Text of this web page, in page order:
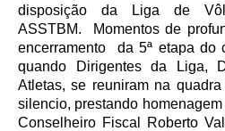
disposição da Liga de
ASSTBM.
Momentos de
encerramento
da 5ª etapa do
quando Dirigentes da Liga,
Atletas, se reuniram na
silencio, prestando
Conselheiro Fiscal Roberto